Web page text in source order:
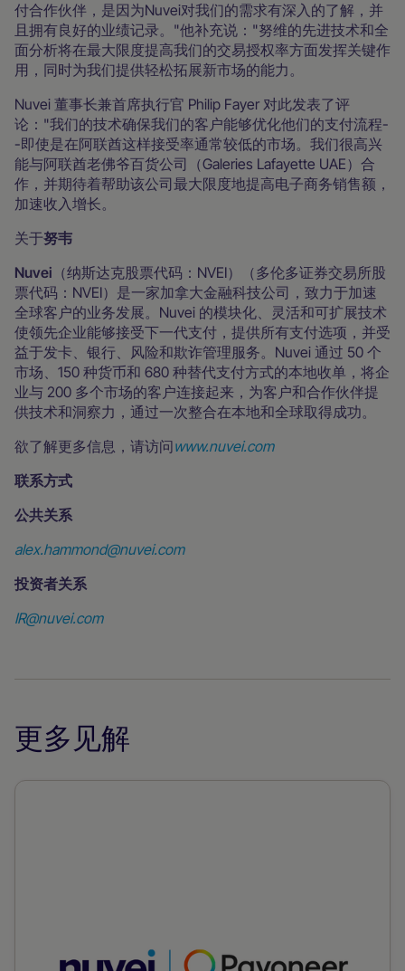
付合作伙伴，是因为Nuvei对我们的需求有深入的了解，并
且拥有良好的业绩记录。"他补充说："努维的先进技术和全
面分析将在最大限度提高我们的交易授权率方面发挥关键作
用，同时为我们提供轻松拓展新市场的能力。
Nuvei 董事长兼首席执行官 Philip Fayer 对此发表了评
论："我们的技术确保我们的客户能够优化他们的支付流程-
-即使是在阿联酋这样接受率通常较低的市场。我们很高兴
能与阿联酋老佛爷百货公司（Galeries Lafayette UAE）合
作，并期待着帮助该公司最大限度地提高电子商务销售额，
加速收入增长。
关于努韦
Nuvei （纳斯达克股票代码：NVEI）（多伦多证券交易所股
票代码：NVEI）是一家加拿大金融科技公司，致力于加速
全球客户的业务发展。Nuvei 的模块化、灵活和可扩展技术
使领先企业能够接受下一代支付，提供所有支付选项，并受
益于发卡、银行、风险和欺诈管理服务。Nuvei 通过 50 个
市场、150 种货币和 680 种替代支付方式的本地收单，将企
业与 200 多个市场的客户连接起来，为客户和合作伙伴提
供技术和洞察力，通过一次整合在本地和全球取得成功。
欲了解更多信息，请访问www.nuvei.com
联系方式
公共关系
alex.hammond@nuvei.com
投资者关系
IR@nuvei.com
更多见解